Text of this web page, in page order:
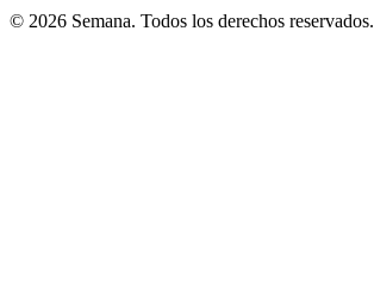
© 2026 Semana. Todos los derechos reservados.